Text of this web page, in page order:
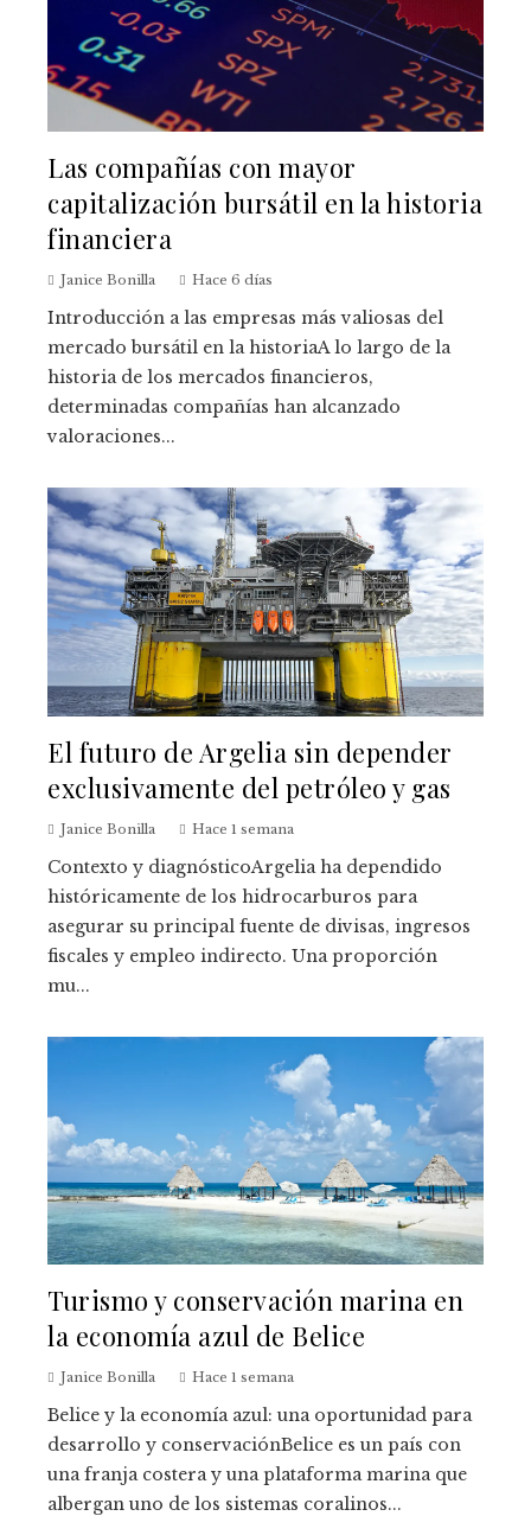
Las compañías con mayor
capitalización bursátil en la historia
financiera
Janice Bonilla Hace 6 días
Introducción a las empresas más valiosas del
mercado bursátil en la historiaA lo largo de la
historia de los mercados financieros,
determinadas compañías han alcanzado
valoraciones...
El futuro de Argelia sin depender
exclusivamente del petróleo y gas
Janice Bonilla Hace 1 semana
Contexto y diagnósticoArgelia ha dependido
históricamente de los hidrocarburos para
asegurar su principal fuente de divisas, ingresos
fiscales y empleo indirecto. Una proporción
mu...
Turismo y conservación marina en
la economía azul de Belice
Janice Bonilla Hace 1 semana
Belice y la economía azul: una oportunidad para
desarrollo y conservaciónBelice es un país con
una franja costera y una plataforma marina que
albergan uno de los sistemas coralinos...